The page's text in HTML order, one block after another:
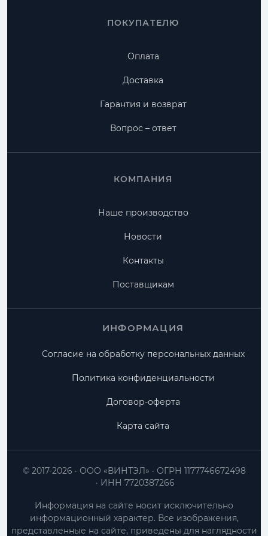
ПОКУПАТЕЛЮ
Оплата
Доставка
Гарантия и возврат
Вопрос – ответ
КОМПАНИЯ
Наше производство
Новости
Контакты
Поставщикам
ИНФОРМАЦИЯ
Согласие на обработку персональных данных
Политика конфиденциальности
Договор-оферта
Карта сайта
ООО «ВИНТЭЛ»
ОГРН 1177746672498
ИНН 7720387266
© 2017-2026
Информация на сайте носит исключительно
информационный характер. Все изображения,
представленные на сайте, приведены для наглядности